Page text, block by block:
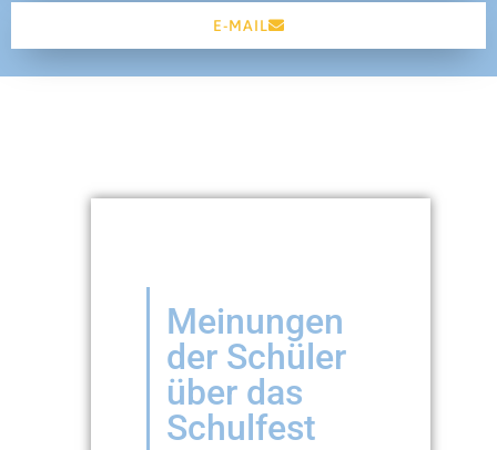
E-MAIL
Meinungen
der Schüler
über das
Schulfest